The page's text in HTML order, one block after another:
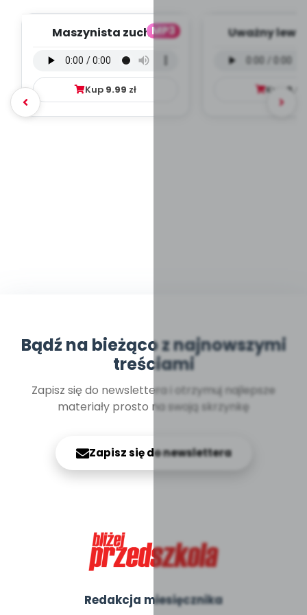
MP3
Maszynista zuch -
mp3)
Kup 9.99 zł
Uważny lew
Kup 9.99
Bądź na bieżąco z najnowszymi
treściami
Zapisz się do newslettera i otrzymuj najlepsze
materiały prosto na swoją skrzynkę
Zapisz się do newslettera
Redakcja miesięcznika